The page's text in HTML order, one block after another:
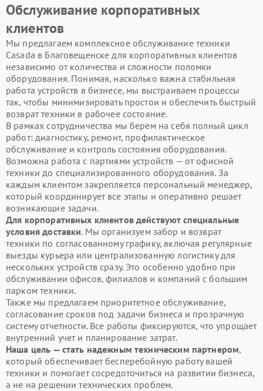
Обслуживание корпоративных
клиентов
Мы предлагаем комплексное обслуживание техники
Casada в Благовещенске для корпоративных клиентов
независимо от количества и сложности поломки
оборудования. Понимая, насколько важна стабильная
работа устройств в бизнесе, мы выстраиваем процессы
так, чтобы минимизировать простои и обеспечить быстрый
возврат техники в рабочее состояние.
В рамках сотрудничества мы берем на себя полный цикл
работ: диагностику, ремонт, профилактическое
обслуживание и контроль состояния оборудования.
Возможна работа с партиями устройств — от офисной
техники до специализированного оборудования. За
каждым клиентом закрепляется персональный менеджер,
который координирует все этапы и оперативно решает
возникающие задачи.
Для корпоративных клиентов действуют специальные
условия доставки. Мы организуем забор и возврат
техники по согласованному графику, включая регулярные
выезды курьера или централизованную логистику для
нескольких устройств сразу. Это особенно удобно при
обслуживании офисов, филиалов и компаний с большим
парком техники.
Также мы предлагаем приоритетное обслуживание,
согласование сроков под задачи бизнеса и прозрачную
систему отчетности. Все работы фиксируются, что упрощает
внутренний учет и планирование затрат.
Наша цель — стать надежным техническим партнером,
который обеспечивает бесперебойную работу вашей
техники и помогает сосредоточиться на развитии бизнеса,
а не на решении технических проблем.